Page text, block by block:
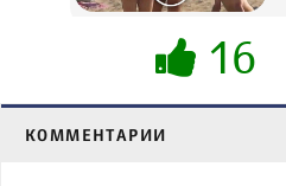
16
КОММЕНТАРИИ